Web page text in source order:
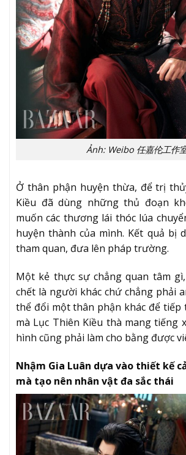
Ảnh: Weibo 任嘉伦工作
Ở thân phận huyện thừa, để trị
Kiều đã dùng những thủ đoạn
muốn các thương lái thóc lúa
huyện thành của mình. Kết quả bị
tham quan, đưa lên pháp trường.
Một kẻ thực sự chẳng quan tâm
chết là người khác chứ chẳng phải
thể đổi một thân phận khác để tiếp
mà Lục Thiên Kiều thà mang tiếng
hình cũng phải làm cho bằng được
Nhậm Gia Luân dựa vào thiết kế
mà tạo nên nhân vật đa sắc thái